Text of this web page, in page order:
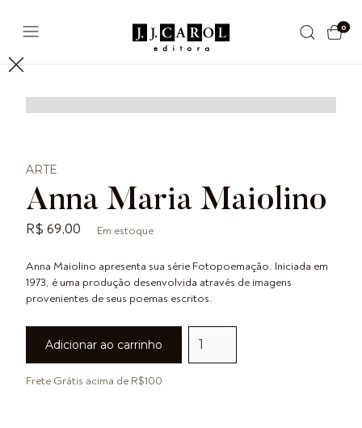
0
ARTE
Anna Maria Maiolino
R$ 69,00 Em estoque
Anna Maiolino apresenta sua série Fotopoemação. Iniciada em
1973, é uma produção desenvolvida através de imagens
provenientes de seus poemas escritos.
Frete Grátis acima de R$100